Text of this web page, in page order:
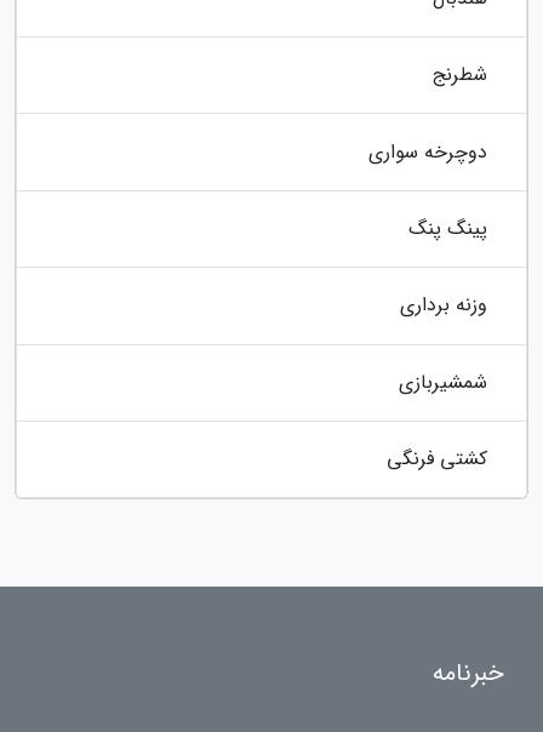
شطرنج
دوچرخه سواری
پینگ پنگ
وزنه برداری
شمشیربازی
کشتی فرنگی
خبرنامه